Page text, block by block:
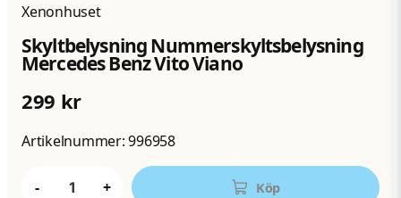
Xenonhuset
Skyltbelysning Nummerskyltsbelysning
Mercedes Benz Vito Viano
299 kr
Artikelnummer:996958
- + Köp